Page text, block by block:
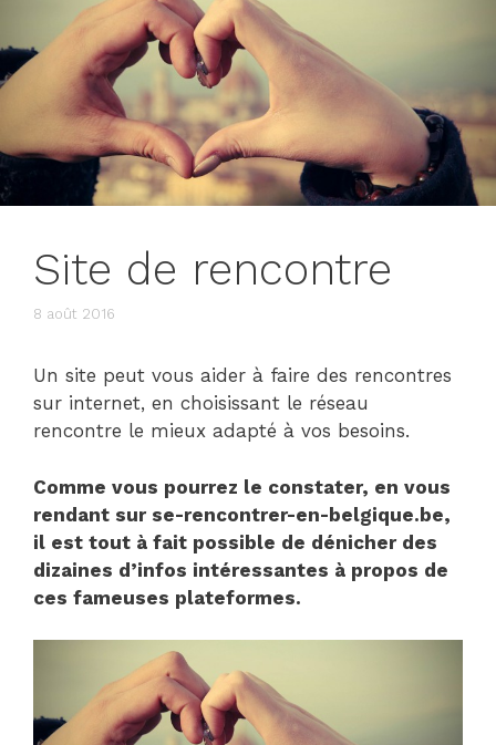
Site de rencontre
8 août 2016
Un site peut vous aider à faire des rencontres
sur internet, en choisissant le réseau
rencontre le mieux adapté à vos besoins.
Comme vous pourrez le constater, en vous
rendant sur se-rencontrer-en-belgique.be,
il est tout à fait possible de dénicher des
dizaines d’infos intéressantes à propos de
ces fameuses plateformes.